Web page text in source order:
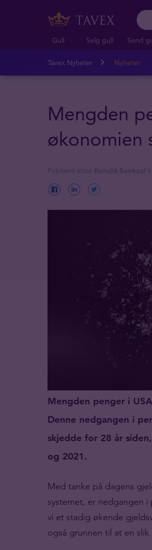
Gull Selg gull Send
Tavex Nyheter Nyheter
Mengden
økonomien
Mengden penger i
Denne nedgangen i
skjedde for 28 år
og 2021.
Med tanke på dagens
systemet, er nedgangen
vi et stadig økende
også grunnen til at en